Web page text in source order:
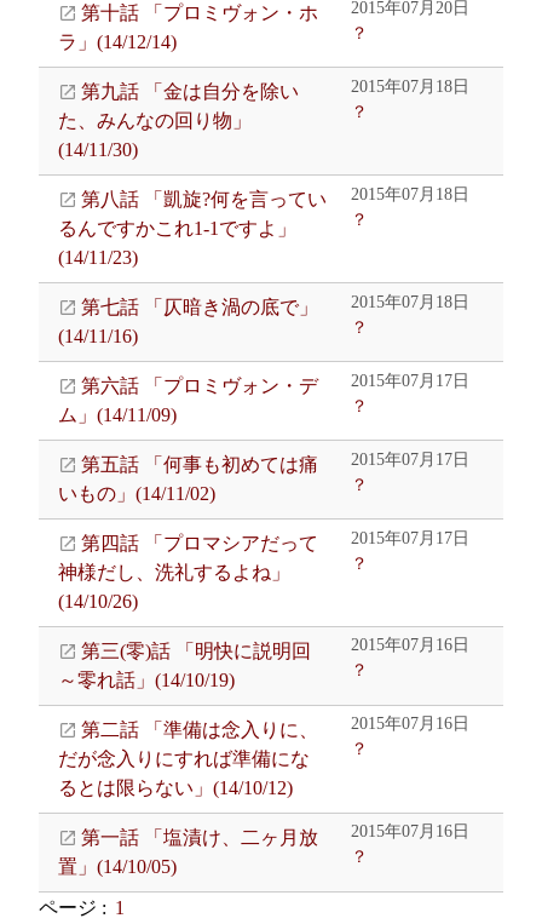
第十話 「プロミヴォン・ホ
ラ」(14/12/14)
2015年07月20日
？
第九話 「金は自分を除い
た、みんなの回り物」
(14/11/30)
2015年07月18日
？
第八話 「凱旋?何を言ってい
るんですかこれ1-1ですよ」
(14/11/23)
2015年07月18日
？
第七話 「仄暗き渦の底で」
(14/11/16)
2015年07月18日
？
第六話 「プロミヴォン・デ
ム」(14/11/09)
2015年07月17日
？
第五話 「何事も初めては痛
いもの」(14/11/02)
2015年07月17日
？
第四話 「プロマシアだって
神様だし、洗礼するよね」
(14/10/26)
2015年07月17日
？
第三(零)話 「明快に説明回
～零れ話」(14/10/19)
2015年07月16日
？
第二話 「準備は念入りに、
だが念入りにすれば準備にな
るとは限らない」(14/10/12)
2015年07月16日
？
第一話 「塩漬け、二ヶ月放
置」(14/10/05)
2015年07月16日
？
ページ : 1